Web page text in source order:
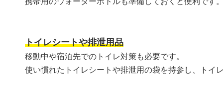
トイレシートや排泄用品
移動中や宿泊先でのトイレ対策も必要です。
使い慣れたトイレシートや排泄用の袋を持参し、トイ